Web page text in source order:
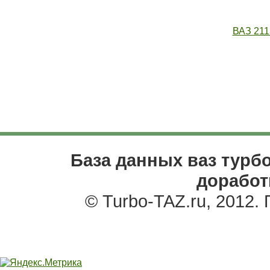
ВАЗ
База данных ваз
© Turbo-TAZ.ru, 2012.